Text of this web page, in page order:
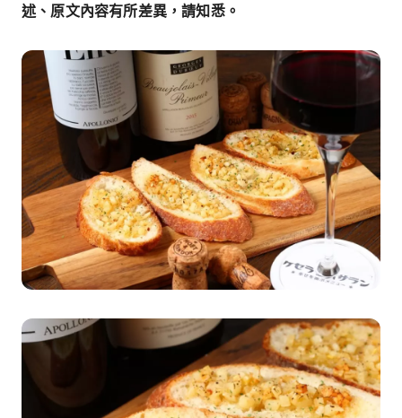
述、原文內容有所差異，請知悉。